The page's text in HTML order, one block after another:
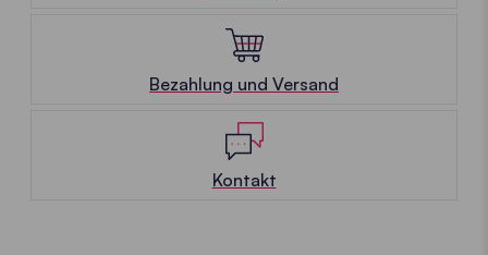
Bezahlung und Versand
Kontakt